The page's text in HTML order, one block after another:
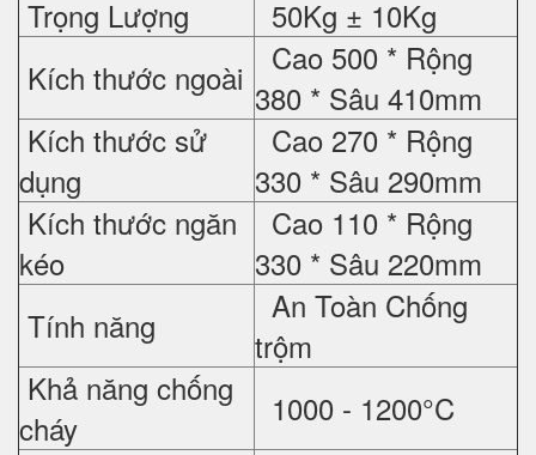
Trọng Lượng
50Kg ± 10Kg
Kích thước ngoài
Cao 500 * Rộng
380 * Sâu 410mm
Kích thước sử
dụng
Cao 270 * Rộng
330 * Sâu 290mm
Kích thước ngăn
kéo
Cao 110 * Rộng
330 * Sâu 220mm
Tính năng
An Toàn Chống
trộm
Khả năng chống
cháy
1000 - 1200°C